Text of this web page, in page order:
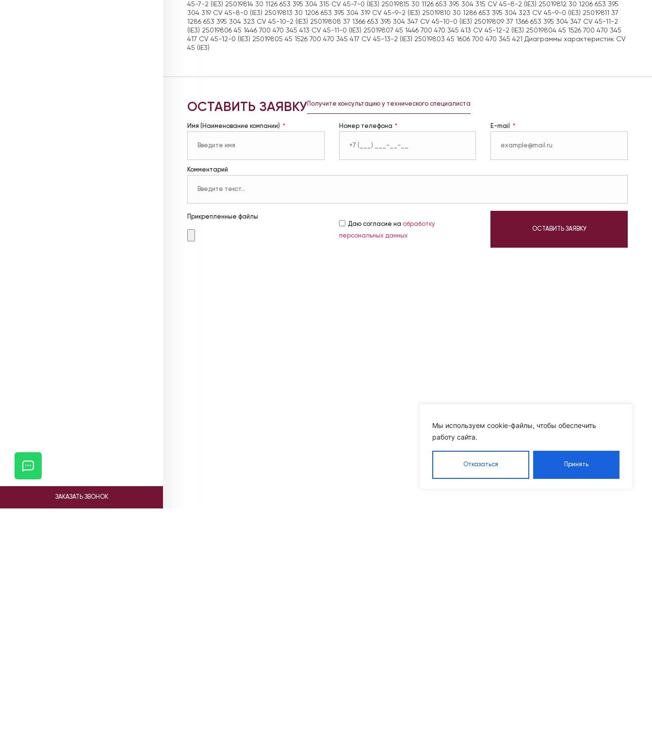
Мы используем cookie-файлы, чтобы обеспечить
работу сайта.
Отказаться Принять
ЗАКАЗАТЬ ЗВОНОК
45-7-2 (IE3) 25019814 30 1126 653 395 304 315 CV 45-7-0 (IE3) 25019815 30 1126 653 395 304 315 CV 45-8-2 (IE3) 25019812 30 1206 653 395
304 319 CV 45-8-0 (IE3) 25019813 30 1206 653 395 304 319 CV 45-9-2 (IE3) 25019810 30 1286 653 395 304 323 CV 45-9-0 (IE3) 25019811 37
1286 653 395 304 323 CV 45-10-2 (IE3) 25019808 37 1366 653 395 304 347 CV 45-10-0 (IE3) 25019809 37 1366 653 395 304 347 CV 45-11-2
(IE3) 25019806 45 1446 700 470 345 413 CV 45-11-0 (IE3) 25019807 45 1446 700 470 345 413 CV 45-12-2 (IE3) 25019804 45 1526 700 470 345
417 CV 45-12-0 (IE3) 25019805 45 1526 700 470 345 417 CV 45-13-2 (IE3) 25019803 45 1606 700 470 345 421 Диаграммы характеристик CV
45 (IE3)
ОСТАВИТЬ ЗАЯВКУ Получите консультацию у технического специалиста
Имя (Наименование компании) Номер телефона E-mail
Комментарий
Прикрепленные файлы
Даю согласие на обработку
персональных данных
ОСТАВИТЬ ЗАЯВКУ